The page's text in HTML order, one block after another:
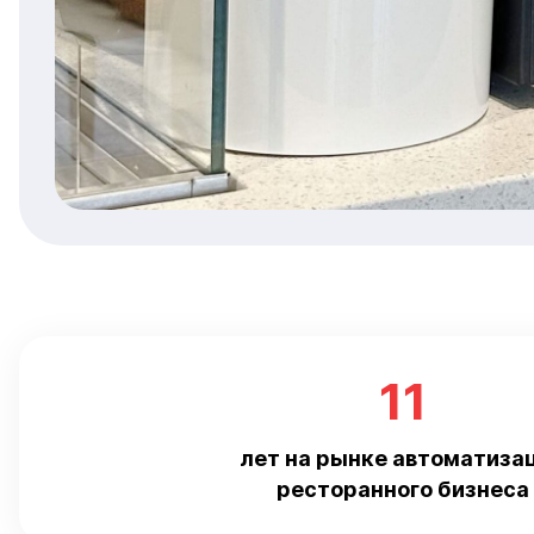
11
лет на рынке
ресторанного бизнеса